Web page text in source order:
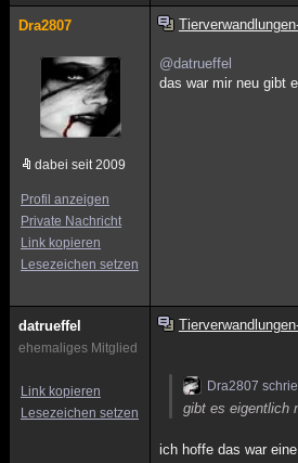
Dra2807
dabei seit 2009
Profil anzeigen
Private Nachricht
Link kopieren
Lesezeichen setzen
@datrueffel
das war mir neu gibt
datrueffel
ehemaliges Mitglied
Link kopieren
Lesezeichen setzen
Dra2807
gibt es eigentlich
ich hoffe das war